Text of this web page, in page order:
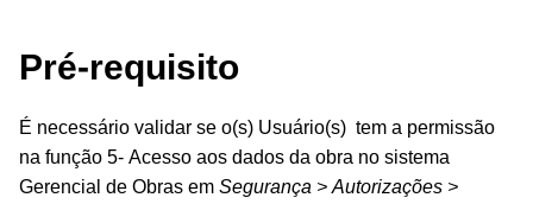
Pré-requisito
É necessário validar se o(s) Usuário(s) tem a permissão
na função 5- Acesso aos dados da obra no sistema
Gerencial de Obras em Segurança > Autorizações >